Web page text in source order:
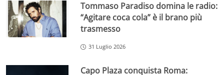
Tommaso Paradiso domina le radio:
“Agitare coca cola” è il brano più
trasmesso
31 Luglio 2026
Capo Plaza conquista Roma: